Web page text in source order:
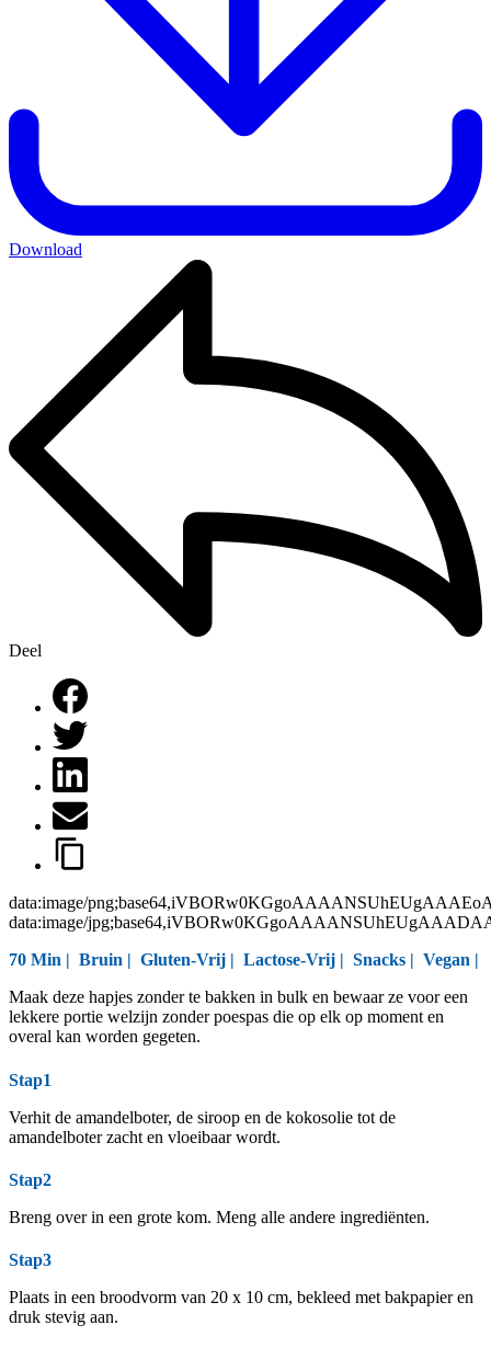
Download
Deel
data:image/
data:image/
70 Min | Bruin | Gluten-Vrij | Lactose-Vrij | Snacks | Vegan |
Maak deze hapjes zonder te bakken in bulk en bewaar ze voor een
lekkere portie welzijn zonder poespas die op elk op moment en
overal kan worden gegeten.
Stap1
Verhit de amandelboter, de siroop en de kokosolie tot de
amandelboter zacht en vloeibaar wordt.
Stap2
Breng over in een grote kom. Meng alle andere ingrediënten.
Stap3
Plaats in een broodvorm van 20 x 10 cm, bekleed met bakpapier en
druk stevig aan.